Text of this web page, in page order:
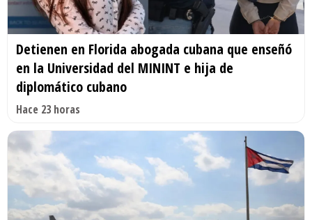
Detienen en Florida abogada cubana que enseñó
en la Universidad del MININT e hija de
diplomático cubano
Hace 23 horas